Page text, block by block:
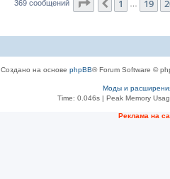
369 сообщений Страница 21из
Пред.
1 19
Создано на основе phpBB® Forum Software ©
Моды и
Time: 0.046s| Peak Memory
Рeклама на